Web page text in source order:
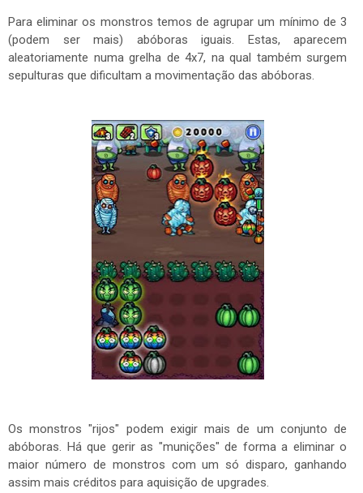
Para eliminar os monstros temos de agrupar um mínimo de 3
(podem ser mais) abóboras iguais. Estas, aparecem
aleatoriamente numa grelha de 4x7, na qual também surgem
sepulturas que dificultam a movimentação das abóboras.
Os monstros "rijos" podem exigir mais de um conjunto de
abóboras. Há que gerir as "munições" de forma a eliminar o
maior número de monstros com um só disparo, ganhando
assim mais créditos para aquisição de upgrades.